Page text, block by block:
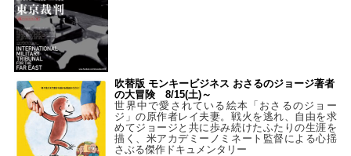
吹替版 モンキービジネス おさるのジョージ著者
の大冒険 8/15(土)～
世界中で愛されている絵本「おさるのジョー
ジ」の原作者レイ夫妻。戦火を逃れ、自由を求
めてジョージと共に歩み続けたふたりの生涯を
描く、米アカデミーノミネート監督による心揺
さぶる傑作ドキュメンタリー